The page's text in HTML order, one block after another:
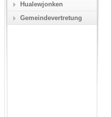
Hualewjonken
Gemeindevertretung